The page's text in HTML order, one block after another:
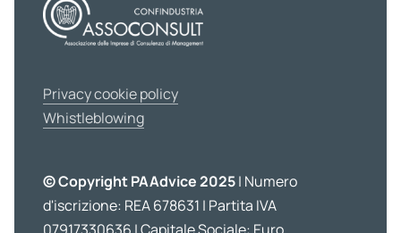
Privacy cookie policy
Whistleblowing
© Copyright PAAdvice 2025| Numero
d'iscrizione: REA 678631 | Partita IVA